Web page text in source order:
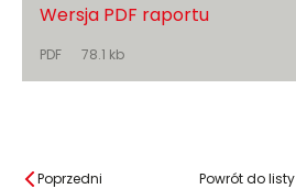
Wersja PDF raportu
PDF 78.1 kb
Poprzedni Powrót do listy